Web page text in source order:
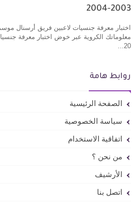
2003-2004
معلوماتك الكروية عبر خوض اختبار معرفة
20...
روابط هامة
الصفحة الرئيسية
سياسة الخصوصية
اتفاقية الاستخدام
من نحن ؟
الأرشيف
اتصل بنا